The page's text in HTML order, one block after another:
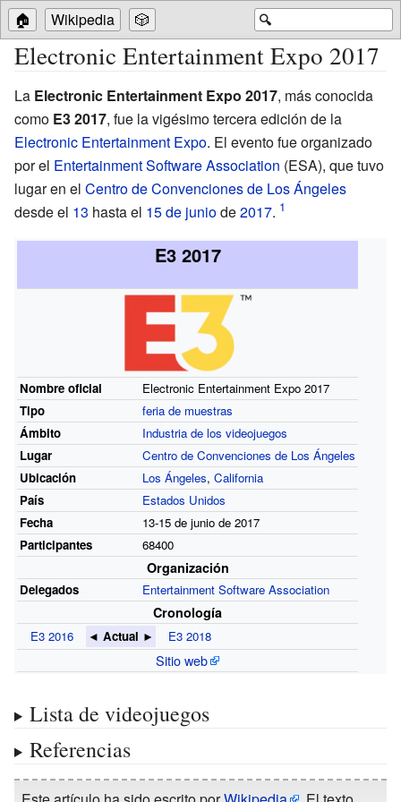
🔍
🏠 Wikipedia 🎲
Electronic Entertainment Expo 2017
La Electronic Entertainment Expo 2017, más conocida
como E3 2017, fue la vigésimo tercera edición de la
Electronic Entertainment Expo. El evento fue organizado
por el Entertainment Software Association (ESA), que tuvo
lugar en el Centro de Convenciones de Los Ángeles
desde el 13 hasta el 15 de juniode2017.
E3 2017
Nombre oficial
Electronic Entertainment Expo 2017
Tipo
feria de muestras
Ámbito
Industria de los videojuegos
Lugar
Centro de Convenciones de Los Ángeles
Ubicación
Los Ángeles, California
País
Estados Unidos
Fecha
13-15 de junio de 2017
Participantes
68400
Organización
Delegados Entertainment Software Association
Cronología
E3 2016 ◄ Actual ► E3 2018
Sitio web
Lista de videojuegos
Referencias